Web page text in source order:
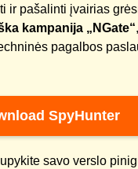
ir pašalinti įvairias
kampanija „NGate“
pagalbos
SpyHunter
savo verslo